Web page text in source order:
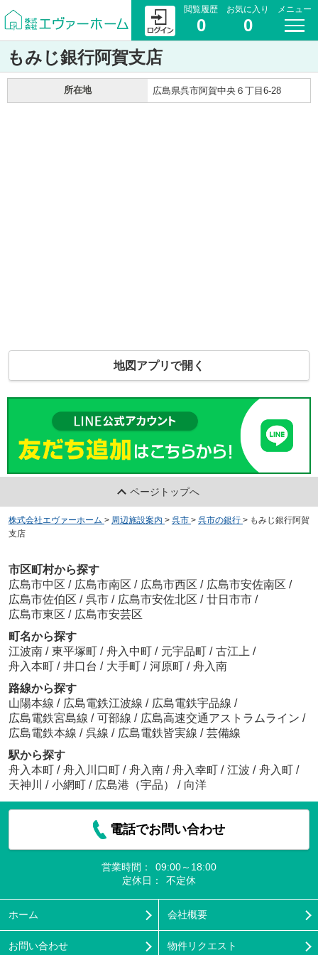
閲覧履歴
0
お気に入り
0
メニュー
もみじ銀行阿賀支店
所在地 広島県呉市阿賀中央６丁目6-28
地図アプリで開く
ページトップへ
株式会社エヴァーホーム > 周辺施設案内 > 呉市 > 呉市の銀行 > もみじ銀行阿賀
支店
市区町村から探す
広島市中区 / 広島市南区 / 広島市西区 / 広島市安佐南区 /
広島市佐伯区 / 呉市 / 広島市安佐北区 / 廿日市市 /
広島市東区 / 広島市安芸区
町名から探す
江波南 / 東平塚町 / 舟入中町 / 元宇品町 / 古江上 /
舟入本町 / 井口台 / 大手町 / 河原町 / 舟入南
路線から探す
山陽本線 / 広島電鉄江波線 / 広島電鉄宇品線 /
広島電鉄宮島線 / 可部線 / 広島高速交通アストラムライン /
広島電鉄本線 / 呉線 / 広島電鉄皆実線 / 芸備線
駅から探す
舟入本町 / 舟入川口町 / 舟入南 / 舟入幸町 / 江波 / 舟入町 /
天神川
/ 小網町 / 広島港（宇品） / 向洋
電話でお問い合わせ
営業時間：
09:00～18:00
定休日：
不定休
ホーム 会社概要
お問い合わせ 物件リクエスト